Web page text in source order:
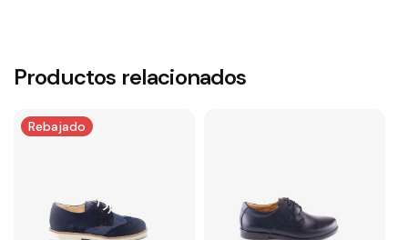
Productos relacionados
Rebajado